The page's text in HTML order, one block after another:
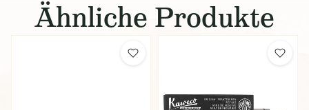
Ähnliche Produkte